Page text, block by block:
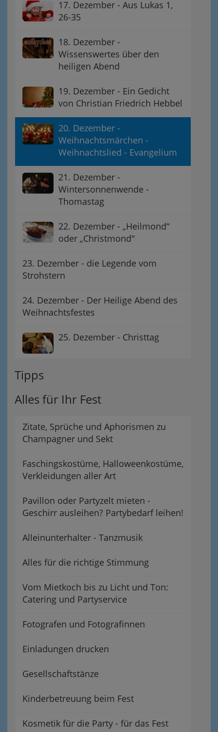
17. Dezember - Aus Lukas 1,
26-35
18. Dezember -
Wissenswertes über den
heiligen Abend
19. Dezember - Ein Gedicht
von Christian Friedrich Hebbel
20. Dezember -
Weihnachtsmärchen -
Weihnachtslied - Evangelium
21. Dezember -
Wintersonnenwende -
Thomastag
22. Dezember - „Heilmond“
oder „Christmond"
23. Dezember - die Legende vom
Strohstern
24. Dezember - Der Heilige Abend des
Weihnachtsfestes
25. Dezember - Christtag
Tipps
Alles für Ihr Fest
Zitate, Sprüche und Aphorismen zu
Champagner und Sekt
Faschingskostüme, Halloweenkostüme,
Verkleidungen aller Art
Pavillon oder Partyzelt mieten -
Geschirr ausleihen? Partybedarf leihen!
Alleinunterhalter - Tanzmusik
Alles für die richtige Stimmung
Vom Mietkoch bis zu Licht und Ton:
Catering und Partyservice
Fotografen und Fotografinnen
Einladungen drucken
Gesellschaftstänze
Kinderbetreuung beim Fest
Kosmetik für die Party - für das Fest